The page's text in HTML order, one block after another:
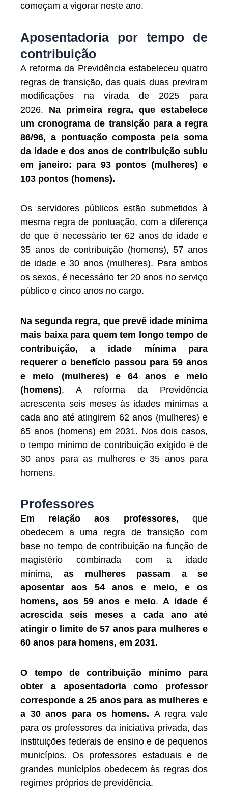
começam a vigorar neste ano.
Aposentadoria por tempo de
contribuição
A reforma da Previdência estabeleceu quatro
regras de transição, das quais duas previram
modificações na virada de 2025 para
2026. Na primeira regra, que estabelece
um cronograma de transição para a regra
86/96, a pontuação composta pela soma
da idade e dos anos de contribuição subiu
em janeiro: para 93 pontos (mulheres) e
103 pontos (homens).
Os servidores públicos estão submetidos à
mesma regra de pontuação, com a diferença
de que é necessário ter 62 anos de idade e
35 anos de contribuição (homens), 57 anos
de idade e 30 anos (mulheres). Para ambos
os sexos, é necessário ter 20 anos no serviço
público e cinco anos no cargo.
Na segunda regra, que prevê idade mínima
mais baixa para quem tem longo tempo de
contribuição, a idade mínima para
requerer o benefício passou para 59 anos
e meio (mulheres) e 64 anos e meio
(homens). A reforma da Previdência
acrescenta seis meses às idades mínimas a
cada ano até atingirem 62 anos (mulheres) e
65 anos (homens) em 2031. Nos dois casos,
o tempo mínimo de contribuição exigido é de
30 anos para as mulheres e 35 anos para
homens.
Professores
Em relação aos professores, que
obedecem a uma regra de transição com
base no tempo de contribuição na função de
magistério combinada com a idade
mínima,as mulheres passam a se
aposentar aos 54 anos e meio, e os
homens, aos 59 anos e meio.A idade é
acrescida seis meses a cada ano até
atingir o limite de 57 anos para mulheres e
60 anos para homens, em 2031.
O tempo de contribuição mínimo para
obter a aposentadoria como professor
corresponde a 25 anos para as mulheres e
a 30 anos para os homens. A regra vale
para os professores da iniciativa privada, das
instituições federais de ensino e de pequenos
municípios. Os professores estaduais e de
grandes municípios obedecem às regras dos
regimes próprios de previdência.